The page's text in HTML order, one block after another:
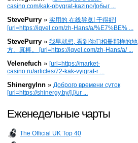
casino.com/kak-obygrat-kazino/]обыг ...
StevePurry » 实用的 在线导览! 干得好!
[url=https://iqvel.com/zh-Hans/a/%E7%BE% ...
StevePurry » 我早就想, 看到你们相册那样的地
方。真棒。 [url=https://iqvel.com/zh-Hans/a/ ...
Velenefuch » [url=https://market-
casino.ru/articles/72-kak-vyigrat-r ...
Shinergylnn » Доброго времени суток
[url=https://shinergy.by/].[/ur ...
Еженедельные чарты
The Official UK Top 40